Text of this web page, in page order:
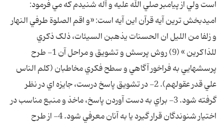
است ولي از پيامبر صلي الله عليه و آله شنيدم که مي فرمود:
اميدبخش ترين آيه قرآن اين آيه است: «و اقم الصلوة طرفي النهار
و زلفا من الليل ان الحسنات يذهبن السيئات، ذلک ذکري
للذاکرين » (9) روش پرسش و تشويق و مراحل آن 1- طرح
پرسشهايي به فراخور آگاهي و سطح فکري مخاطبان (کلم الناس
علي قدر عقولهم). 2- در تشويق پاسخ درست، جايزه اي در نظر
گرفته شود. 3- براي به دست آوردن پاسخ، ماخذ و منبع مناسب در
اختيار شنوندگان قرار گيرد يا به آنان معرفي شود. 4- از طرح